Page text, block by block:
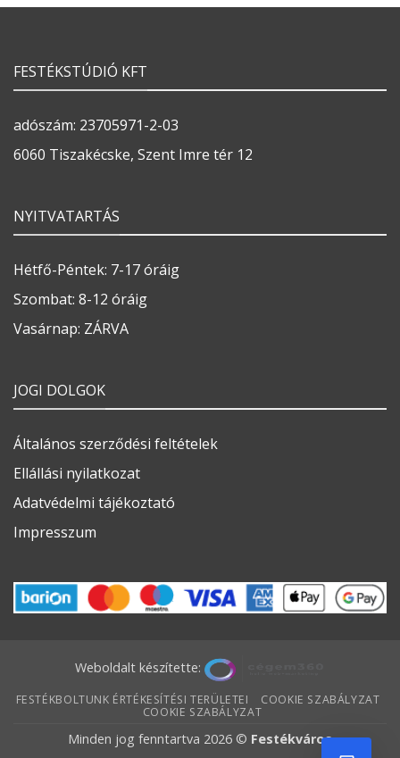
FESTÉKSTÚDIÓ KFT
adószám: 23705971-2-03
6060 Tiszakécske, Szent Imre tér 12
NYITVATARTÁS
Hétfő-Péntek: 7-17 óráig
Szombat: 8-12 óráig
Vasárnap: ZÁRVA
JOGI DOLGOK
Általános szerződési feltételek
Ellállási nyilatkozat
Adatvédelmi tájékoztató
Impresszum
Weboldalt készítette:
FESTÉKBOLTUNK ÉRTÉKESÍTÉSI TERÜLETEI
COOKIE SZABÁLYZAT
COOKIE SZABÁLYZAT
Minden jog fenntartva 2026 © Festékváros